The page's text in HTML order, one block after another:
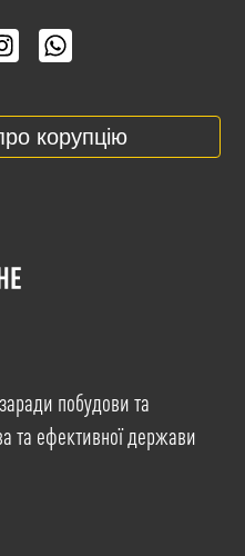
корупцію
побудови та
та ефективної держави